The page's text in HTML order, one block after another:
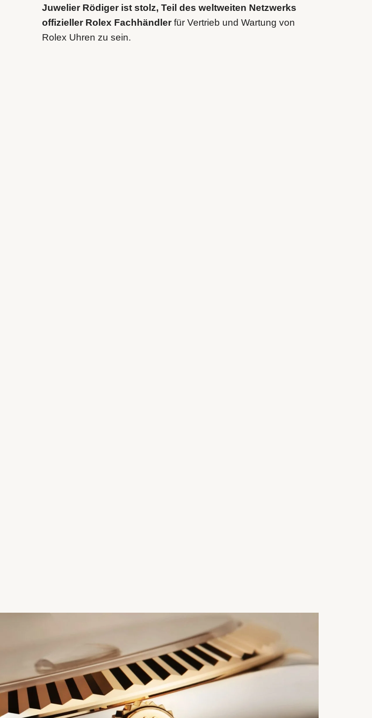
Juwelier Rödiger ist stolz, Teil des weltweiten Netzwerks
offizieller Rolex Fachhändlerfür Vertrieb und Wartung von
Rolex Uhren zu sein.